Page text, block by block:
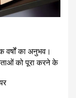
वर्षों का अनुभव।
को पूरा करने के